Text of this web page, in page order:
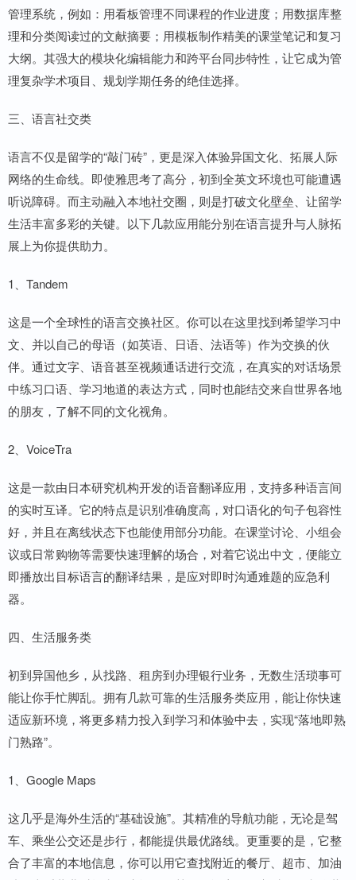
管理系统，例如：用看板管理不同课程的作业进度；用数据库整
理和分类阅读过的文献摘要；用模板制作精美的课堂笔记和复习
大纲。其强大的模块化编辑能力和跨平台同步特性，让它成为管
理复杂学术项目、规划学期任务的绝佳选择。
三、语言社交类
语言不仅是留学的“敲门砖”，更是深入体验异国文化、拓展人际
网络的生命线。即使雅思考了高分，初到全英文环境也可能遭遇
听说障碍。而主动融入本地社交圈，则是打破文化壁垒、让留学
生活丰富多彩的关键。以下几款应用能分别在语言提升与人脉拓
展上为你提供助力。
1、Tandem
这是一个全球性的语言交换社区。你可以在这里找到希望学习中
文、并以自己的母语（如英语、日语、法语等）作为交换的伙
伴。通过文字、语音甚至视频通话进行交流，在真实的对话场景
中练习口语、学习地道的表达方式，同时也能结交来自世界各地
的朋友，了解不同的文化视角。
2、VoiceTra
这是一款由日本研究机构开发的语音翻译应用，支持多种语言间
的实时互译。它的特点是识别准确度高，对口语化的句子包容性
好，并且在离线状态下也能使用部分功能。在课堂讨论、小组会
议或日常购物等需要快速理解的场合，对着它说出中文，便能立
即播放出目标语言的翻译结果，是应对即时沟通难题的应急利
器。
四、生活服务类
初到异国他乡，从找路、租房到办理银行业务，无数生活琐事可
能让你手忙脚乱。拥有几款可靠的生活服务类应用，能让你快速
适应新环境，将更多精力投入到学习和体验中去，实现“落地即熟
门熟路”。
1、Google Maps
这几乎是海外生活的“基础设施”。其精准的导航功能，无论是驾
车、乘坐公交还是步行，都能提供最优路线。更重要的是，它整
合了丰富的本地信息，你可以用它查找附近的餐厅、超市、加油